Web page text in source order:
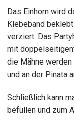
Das Einhorn wird
Klebeband
verziert. Das
mit
die Mähne
und an der Pinata
Schließlich kann
befüllen und zum